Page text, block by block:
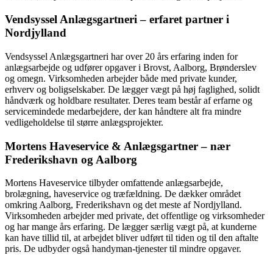
Vendsyssel Anlægsgartneri – erfaret partner i
Nordjylland
Vendsyssel Anlægsgartneri har over 20 års erfaring inden for
anlægsarbejde og udfører opgaver i Brovst, Aalborg, Brønderslev
og omegn. Virksomheden arbejder både med private kunder,
erhverv og boligselskaber. De lægger vægt på høj faglighed, solidt
håndværk og holdbare resultater. Deres team består af erfarne og
servicemindede medarbejdere, der kan håndtere alt fra mindre
vedligeholdelse til større anlægsprojekter.
Mortens Haveservice & Anlægsgartner – nær
Frederikshavn og Aalborg
Mortens Haveservice tilbyder omfattende anlægsarbejde,
brolægning, haveservice og træfældning. De dækker området
omkring Aalborg, Frederikshavn og det meste af Nordjylland.
Virksomheden arbejder med private, det offentlige og virksomheder
og har mange års erfaring. De lægger særlig vægt på, at kunderne
kan have tillid til, at arbejdet bliver udført til tiden og til den aftalte
pris. De udbyder også handyman-tjenester til mindre opgaver.